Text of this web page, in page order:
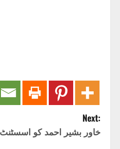
Next:
خاور بشیر احمد کو